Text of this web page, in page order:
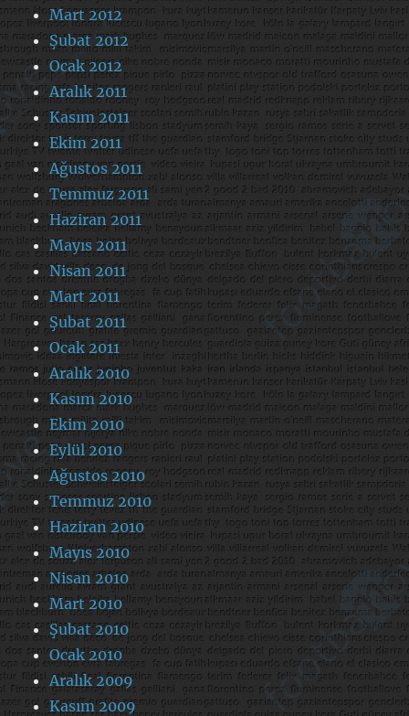
Mart 2012
Şubat 2012
Ocak 2012
Aralık 2011
Kasım 2011
Ekim 2011
Ağustos 2011
Temmuz 2011
Haziran 2011
Mayıs 2011
Nisan 2011
Mart 2011
Şubat 2011
Ocak 2011
Aralık 2010
Kasım 2010
Ekim 2010
Eylül 2010
Ağustos 2010
Temmuz 2010
Haziran 2010
Mayıs 2010
Nisan 2010
Mart 2010
Şubat 2010
Ocak 2010
Aralık 2009
Kasım 2009